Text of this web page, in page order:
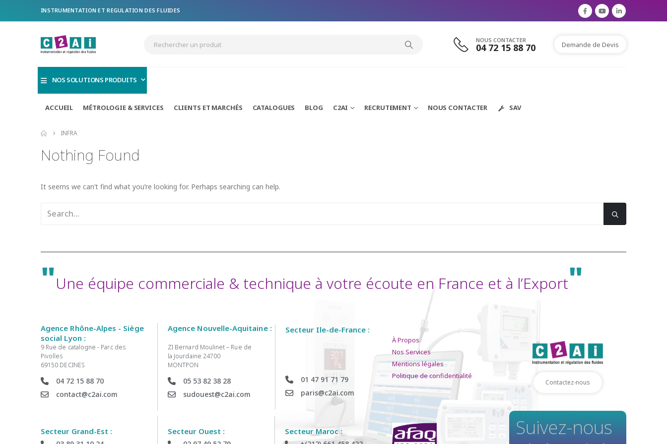
INSTRUMENTATION ET REGULATION DES FLUIDES
NOUS CONTACTER
04 72 15 88 70 Demande de Devis
NOS SOLUTIONS PRODUITS
ACCUEIL MÉTROLOGIE & SERVICES CLIENTS ET MARCHÉS CATALOGUES BLOG C2AI RECRUTEMENT NOUS CONTACTER SAV
INFRA
Nothing Found
It seems we can’t find what you’re looking for. Perhaps searching can help.
"Une équipe commerciale & technique à votre écoute en France et à l’Export"
Agence Rhône-Alpes - Siège
social Lyon :
9 Rue de catalogne - Parc des
Pivolles
69150 DECINES
04 72 15 88 70
contact@c2ai.com
Agence Nouvelle-Aquitaine :
ZI Bernard Moulinet – Rue de
la Jourdaine 24700
MONTPON
05 53 82 38 28
sudouest@c2ai.com
Secteur Ile-de-France :
01 47 91 71 79
paris@c2ai.com
À Propos
Nos Services
Mentions légales
Politique de confidentialité
Contactez-nous
Secteur Grand-Est : Secteur Ouest : Secteur Maroc : Suivez-nous